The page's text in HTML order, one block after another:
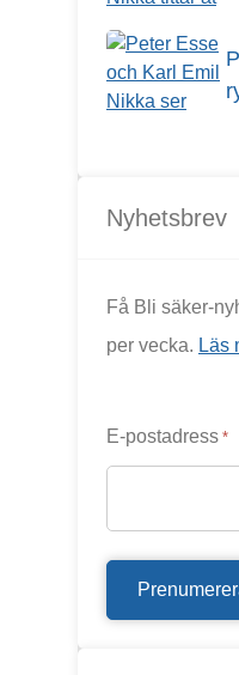
Nyhetsbrev
Få Bli säker-
per vecka. Läs
E-postadress *